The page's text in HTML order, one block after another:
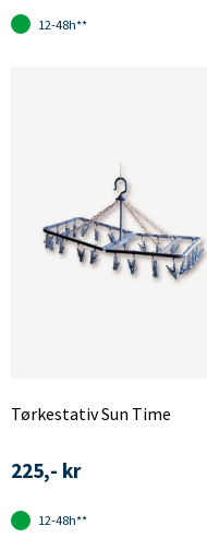
12-48h**
Tørkestativ Sun Time
225,- kr
12-48h**